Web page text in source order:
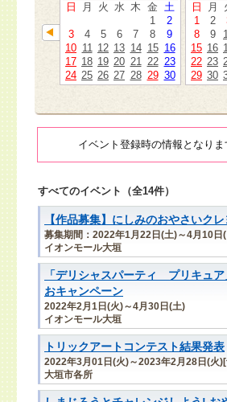
日
月 火 水 木 金 土
1
2
3
4 5 6 7 8
9
10 11 12 13 14 15 16
17 18 19 20 21 22 23
24 25 26 27 28 29 30
日
月
1
2
8
9
15 16
22 23
29 30
イベント登録時の情報となり
すべてのイベント（全14件）
【作品募集】にしみのおやさいク
募集期間：2022年1月22日(土)～4月10日
イオンモール大垣
「デリシャスパーティ プリキュ
おキャンペーン
2022年2月1日(火)～4月30日(土)
イオンモール大垣
トリックアートコンテスト結果発表
2022年3月01日(火)～2023年2月28日(火
大垣市各所